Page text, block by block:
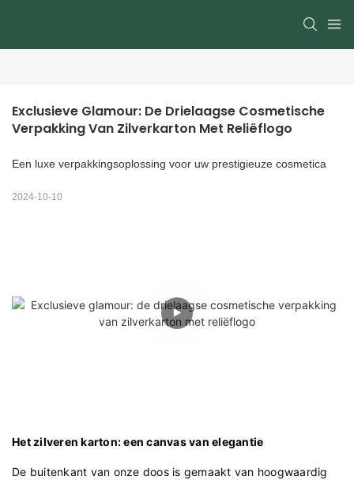
Exclusieve Glamour: De Drielaagse Cosmetische
Verpakking Van Zilverkarton Met Reliëflogo
Een luxe verpakkingsoplossing voor uw prestigieuze cosmetica
2024-10-10
Het zilveren karton: een canvas van elegantie
De buitenkant van onze doos is gemaakt van hoogwaardig